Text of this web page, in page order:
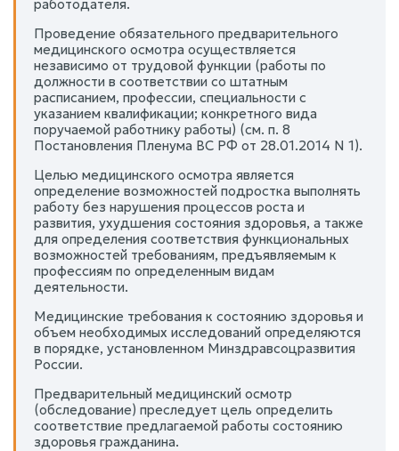
работодателя.
Проведение обязательного предварительного
медицинского осмотра осуществляется
независимо от трудовой функции (работы по
должности в соответствии со штатным
расписанием, профессии, специальности с
указанием квалификации; конкретного вида
поручаемой работнику работы) (см. п. 8
Постановления Пленума ВС РФ от 28.01.2014 N 1).
Целью медицинского осмотра является
определение возможностей подростка выполнять
работу без нарушения процессов роста и
развития, ухудшения состояния здоровья, а также
для определения соответствия функциональных
возможностей требованиям, предъявляемым к
профессиям по определенным видам
деятельности.
Медицинские требования к состоянию здоровья и
объем необходимых исследований определяются
в порядке, установленном Минздравсоцразвития
России.
Предварительный медицинский осмотр
(обследование) преследует цель определить
соответствие предлагаемой работы состоянию
здоровья гражданина.